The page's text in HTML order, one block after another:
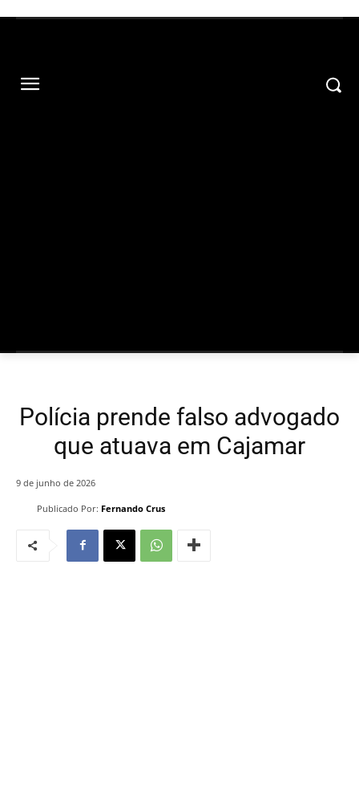
Polícia prende falso advogado
que atuava em Cajamar
Publicado Por: Fernando Crus
9 de junho de 2026